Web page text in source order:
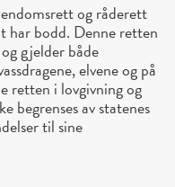
og råderett
har bodd. Denne retten
gjelder både
elvene og på
retten i lovgivning og
begrenses av statenes
til sine